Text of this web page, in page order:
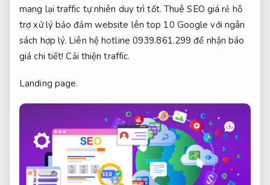
mang lại traffic tự nhiên duy trì tốt. Thuê SEO giá rẻ hỗ
trợ xử lý bảo đảm website lên top 10 Google với ngân
sách hợp lý. Liên hệ hotline 0939.861.299 để nhận báo
giá chi tiết!Cải thiện traffic.
Landing page.